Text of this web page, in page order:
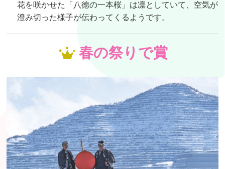
花を咲かせた「八徳の一本桜」は凛としていて、空気が
澄み切った様子が伝わってくるようです。
春の祭りで賞